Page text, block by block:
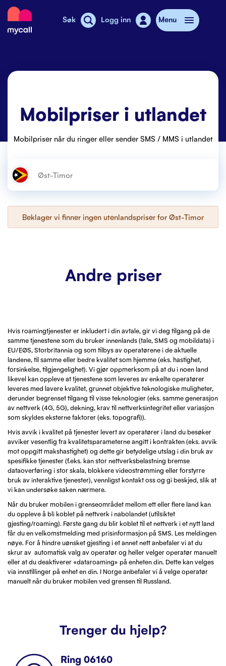
Mycall
Søk Logg inn Menu
Butikker
SMS-pakkeladekort
Mobilpriser
Stories
Mobilpriser i utlandet
Mobilpriser når du ringer eller sender SMS / MMS i utlandet
Beklager vi finner ingen utenlandspriser for Øst-Timor
Andre priser
Hvis roamingtjenester er inkludert i din avtale, gir vi deg tilgang på de
samme tjenestene som du bruker innenlands (tale, SMS og mobildata) i
EU/EØS, Storbritannia og som tilbys av operatørene i de aktuelle
landene, til samme eller bedre kvalitet som hjemme (eks. hastighet,
forsinkelse, tilgjengelighet). Vi gjør oppmerksom på at du i noen land
likevel kan oppleve at tjenestene som leveres av enkelte operatører
leveres med lavere kvalitet, grunnet objektive teknologiske muligheter,
derunder begrenset tilgang til visse teknologier (eks. samme generasjon
av nettverk (4G, 5G), dekning, krav til nettverksintegritet eller variasjon
som skyldes eksterne faktorer (eks. topografi)).
Hvis avvik i kvalitet på tjenester levert av operatører i land du besøker
avviker vesentlig fra kvalitetsparameterne angitt i kontrakten (eks. avvik
mot oppgitt makshastighet) og dette gir betydelige utslag i din bruk av
spesifikke tjenester (f.eks. kan stor nettverksbelastning bremse
dataoverføring i stor skala, blokkere videostrømming eller forstyrre
bruk av interaktive tjenester), vennligst kontakt oss og gi beskjed, slik at
vi kan undersøke saken nærmere.
Når du bruker mobilen i grenseområdet mellom ett eller flere land kan
du oppleve å bli koblet på nettverk i nabolandet (utilsiktet
gjesting/roaming). Første gang du blir koblet til et nettverk i et nytt land
får du en velkomstmelding med prisinformasjon på SMS. Les meldingen
nøye. For å hindre uønsket gjesting i et annet nett anbefaler vi at du
skrur av automatisk valg av operatør og heller velger operatør manuelt
eller at du deaktiverer «dataroaming» på enheten din. Dette kan velges
via innstillinger på enhet en din. I Norge anbefaler vi å velge operatør
manuelt når du bruker mobilen ved grensen til Russland.
Trenger du hjelp?
Ring 06160